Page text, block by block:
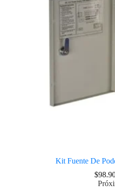
Kit Fuente De
$